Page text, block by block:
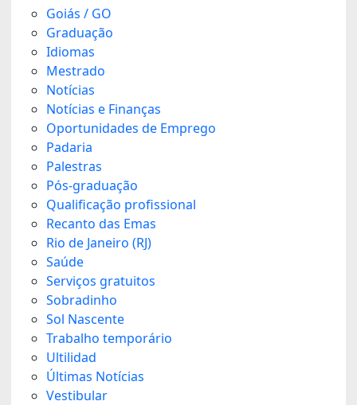
Goiás / GO
Graduação
Idiomas
Mestrado
Notícias
Notícias e Finanças
Oportunidades de Emprego
Padaria
Palestras
Pós-graduação
Qualificação profissional
Recanto das Emas
Rio de Janeiro (RJ)
Saúde
Serviços gratuitos
Sobradinho
Sol Nascente
Trabalho temporário
Ultilidad
Últimas Notícias
Vestibular